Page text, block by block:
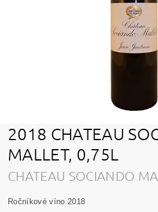
2018 CHATEAU
MALLET, 0,75L
CHATEAU SOCIANDO
Ročníkové víno 2018